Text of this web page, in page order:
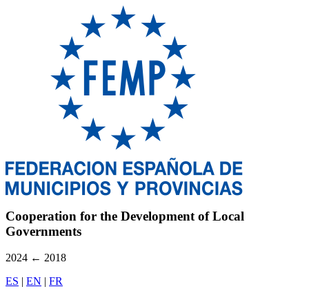
Cooperation for the Development of Local
Governments
2024 ← 2018
ES | EN | FR